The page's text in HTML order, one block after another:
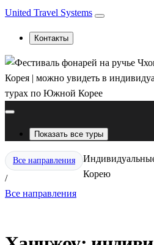
United Travel Systems
Контакты
Показать все туры
Все направления
/
Корею
Все направления